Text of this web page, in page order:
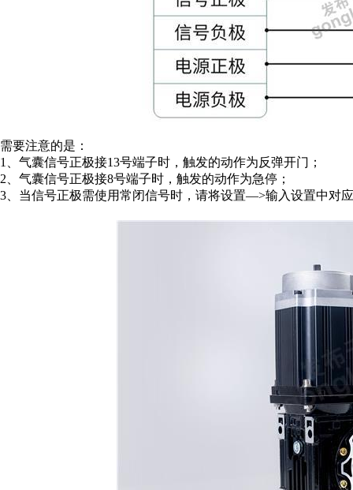
需要注意的是：
1、气囊信号正极接13号端子时，触发的动作为反弹开门；
2、气囊信号正极接8号端子时，触发的动作为急停；
3、当信号正极需使用常闭信号时，请将设置—>输入设置中对